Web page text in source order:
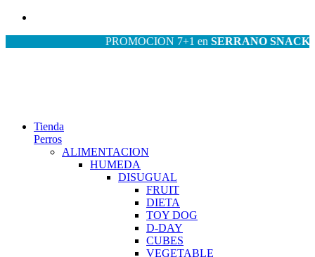
PROMOCION 7+1 enSERRANO SNACKS|
Tienda
Perros
ALIMENTACION
HUMEDA
DISUGUAL
FRUIT
DIETA
TOY DOG
D-DAY
CUBES
VEGETABLE